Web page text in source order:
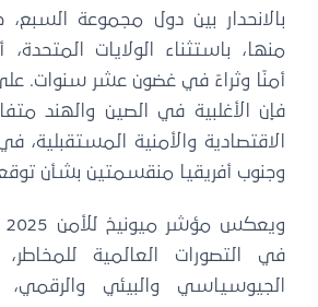
بالانحدار بين دول مجموعة
منها، باستثناء الولايات
أمنًا وثراءً في غضون عشر سنوات.
فإن الأغلبية في الصين والهند
الاقتصادية والأمنية المستقبلية،
وجنوب أفريقيا منقسمتين بشأن
في التصورات العالمية
الجيوسياسي والبيئي